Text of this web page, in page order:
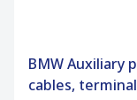
BMW Auxiliary
cables,